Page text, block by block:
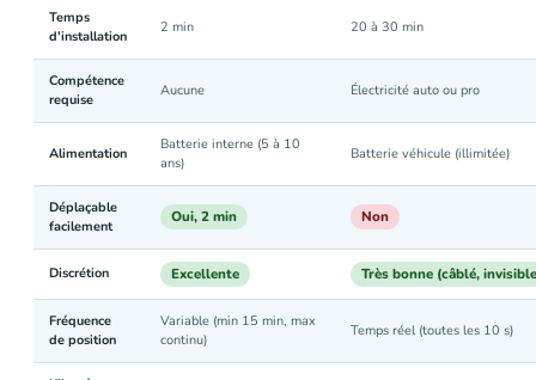
Temps
d'installation
2 min 20 à 30 min
Compétence
requise
Aucune Électricité auto ou pro
Alimentation
Batterie interne (5 à 10
ans)
Batterie véhicule (illimitée)
Déplaçable
facilement
Oui, 2 min Non
Discrétion Excellente Très bonne (câblé,
Fréquence
de position
Variable (min 15 min, max
continu)
Temps réel (toutes les 10 s)